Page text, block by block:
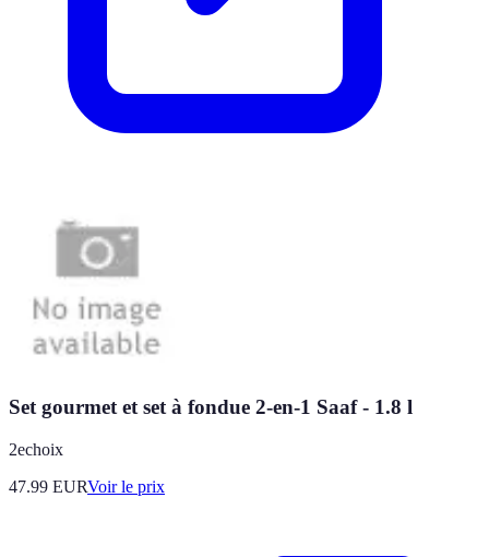
Set gourmet et set à fondue 2-en-1 Saaf - 1.8 l
2echoix
47.99 EURVoir le prix